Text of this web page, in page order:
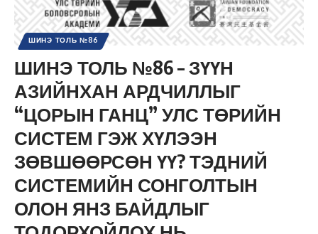
ШИНЭ ТОЛЬ №86
ШИНЭ ТОЛЬ №86 – ЗҮҮН
АЗИЙНХАН АРДЧИЛЛЫГ
“ЦОРЫН ГАНЦ” УЛС ТӨРИЙН
СИСТЕМ ГЭЖ ХҮЛЭЭН
ЗӨВШӨӨРСӨН ҮҮ? ТЭДНИЙ
СИСТЕМИЙН СОНГОЛТЫН
ОЛОН ЯНЗ БАЙДЛЫГ